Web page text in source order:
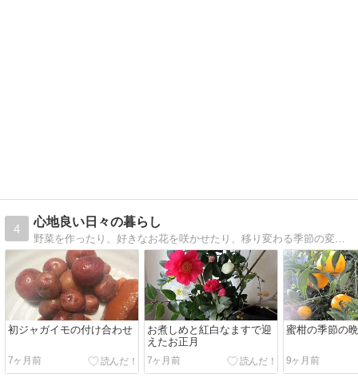
4
心地良い日々の暮らし
野菜を作ったり、好きなお花を咲かせたり、移り変わる季節の変化を楽しみながら、心地よく毎日を過ごしていきたい、そんな日々のささやかな日常を綴っています。
初ジャガイモの付け合わせ
7ヶ月前
お煮しめと紅白なますで迎
えたお正月
7ヶ月前
蜜柑の季節の
9ヶ月前